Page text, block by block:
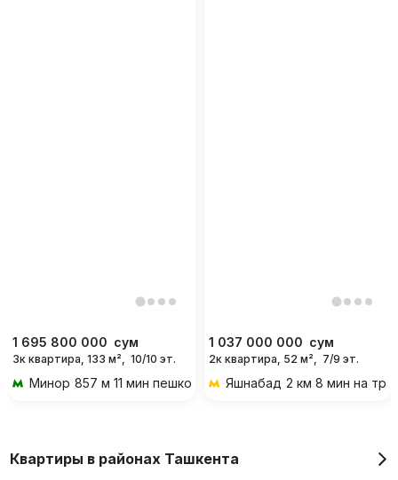
1 695 800 000 сум
3к квартира, 133 м², 10/10 эт.
Минор 857 м 11 мин пешком
1 037 000 000 сум
2к квартира, 52 м², 7/9 эт.
Яшнабад 2 км 8 мин на
Квартиры в районах Ташкента